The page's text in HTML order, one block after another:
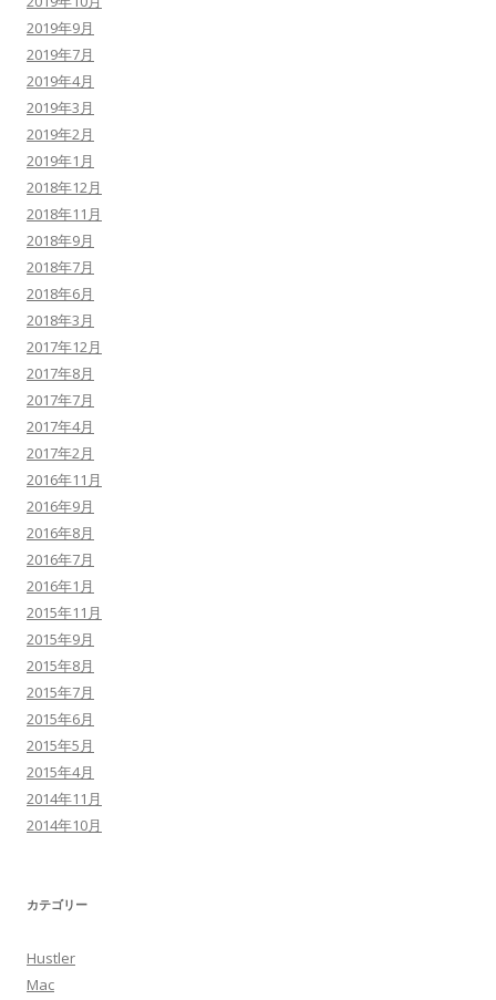
2019年9月
2019年7月
2019年4月
2019年3月
2019年2月
2019年1月
2018年12月
2018年11月
2018年9月
2018年7月
2018年6月
2018年3月
2017年12月
2017年8月
2017年7月
2017年4月
2017年2月
2016年11月
2016年9月
2016年8月
2016年7月
2016年1月
2015年11月
2015年9月
2015年8月
2015年7月
2015年6月
2015年5月
2015年4月
2014年11月
2014年10月
カテゴリー
Hustler
Mac